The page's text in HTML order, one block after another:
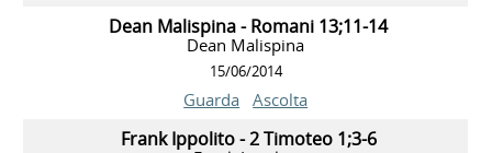
Dean Malispina - Romani 13;11-14
Dean Malispina
15/06/2014
Guarda Ascolta
Frank Ippolito - 2 Timoteo 1;3-6